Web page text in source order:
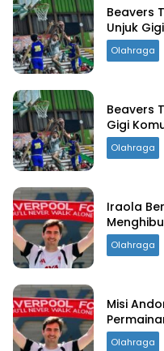
Beavers
Unjuk
Olahraga
Beavers
Gigi
Olahraga
Iraola
Olahraga
Misi
Olahraga